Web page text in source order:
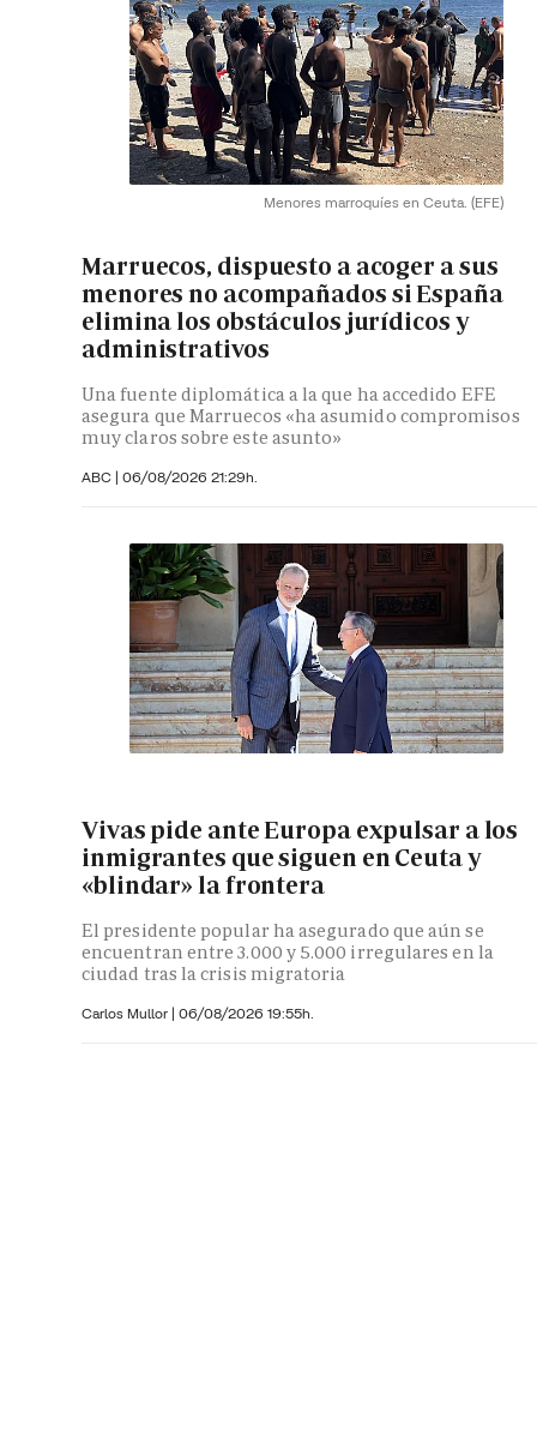
Menores marroquíes en Ceuta. (EFE)
Marruecos, dispuesto a acoger a sus
menores no acompañados si España
elimina los obstáculos jurídicos y
administrativos
Una fuente diplomática a la que ha accedido EFE
asegura que Marruecos «ha asumido compromisos
muy claros sobre este asunto»
ABC | 06/08/2026 21:29h.
Vivas pide ante Europa expulsar a los
inmigrantes que siguen en Ceuta y
«blindar» la frontera
El presidente popular ha asegurado que aún se
encuentran entre 3.000 y 5.000 irregulares en la
ciudad tras la crisis migratoria
Carlos Mullor | 06/08/2026 19:55h.